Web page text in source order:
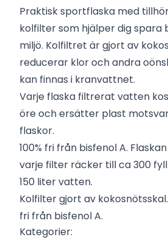
Praktisk sportflaska med
kolfilter som hjälper dig spara
miljö. Kolfiltret är gjort av
reducerar klor och andra
kan finnas i kranvattnet.
Varje flaska filtrerat vatten
öre och ersätter plast
flaskor.
100% fri från bisfenol A.
varje filter räcker till ca 300
150 liter vatten.
Kolfilter gjort av kokosnötsskal.
fri från bisfenol A.
Kategorier: